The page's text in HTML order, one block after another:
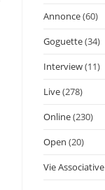
Annonce(60)
Goguette(34)
Interview(11)
Live(278)
Online(230)
Open (20)
Vie Associative